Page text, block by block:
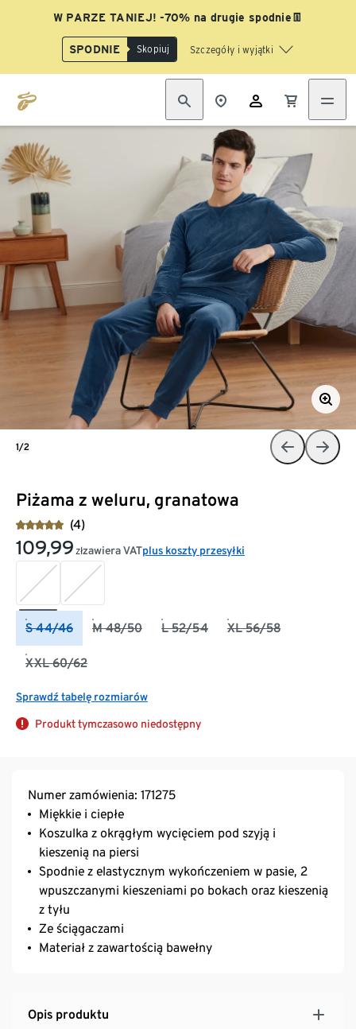
W PARZE TANIEJ! -70% na drugie spodnie👖
SPODNIE Skopiuj Szczegóły i wyjątki
Piżama z weluru, granatowa
(4)
109,99 złzawiera VATplus koszty przesyłki
S 44/46 M 48/50 L 52/54 XL 56/58
XXL 60/62
Sprawdź tabelę rozmiarów
Produkt tymczasowo niedostępny
1/2
Numer zamówienia: 171275
Miękkie i ciepłe
Koszulka z okrągłym wycięciem pod szyją i
kieszenią na piersi
Spodnie z elastycznym wykończeniem w pasie, 2
wpuszczanymi kieszeniami po bokach oraz kieszenią
z tyłu
Ze ściągaczami
Materiał z zawartością bawełny
Opis produktu